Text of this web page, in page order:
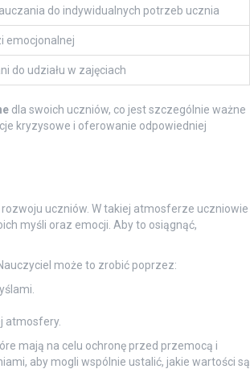
do indywidualnych potrzeb ucznia
emocjonalnej
do udziału w zajęciach
dla swoich uczniów, co jest szczególnie ważne
kryzysowe i oferowanie odpowiedniej
uczniów. W takiej atmosferze uczniowie
myśli oraz emocji. Aby to osiągnąć,
Nauczyciel może to zrobić poprzez:
atmosfery.
mają na celu ochronę przed przemocą i
aby mogli wspólnie ustalić, jakie wartości są